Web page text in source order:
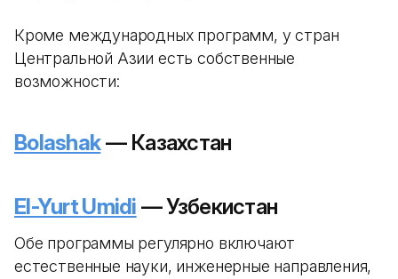
Кроме международных программ, у стран
Центральной Азии есть собственные
возможности:
Bolashak— Казахстан
El-Yurt Umidi — Узбекистан
Обе программы регулярно включают
естественные науки, инженерные направления,